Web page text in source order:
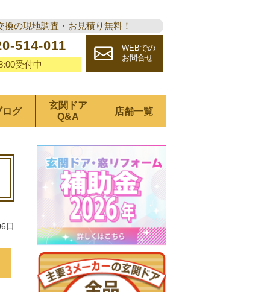
換の現地調査・お見積り無料！
514-011
受付中
WEBでの
お問合せ
ログ
玄関ドア
Q&A
店舗一覧
日